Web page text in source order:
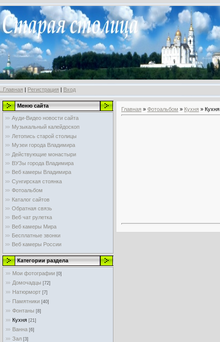
..Главная | Регистрация | Вход
Меню сайта
Ауди-Видео новости сайта
Музыкальный калейдоскоп
Летопись старой столицы
Музеи города Владимира
Действующие монастыри
ВУЗы города Владимира
Веб камеры Владимира
Сунгирская стоянка
Фотоальбом
Каталог сайтов
Обратная связь
Веб чат рулетка
Веб камеры Мира
Бесплатные звонки
Веб камеры России
Категории раздела
Мои фотографии [0]
Домочадцы [72]
Натюрморт [7]
Памятники [40]
Фонтаны [8]
Кухня [21]
Ванна [6]
Зал [3]
Главная » Фотоальбом » Кухня » Кухня